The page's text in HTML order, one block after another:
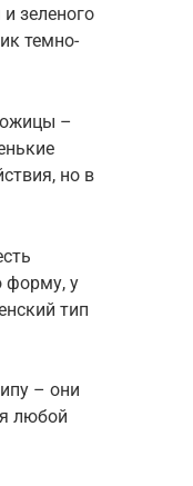
зеленого
темно-
–
но в
форму, у
тип
– они
любой